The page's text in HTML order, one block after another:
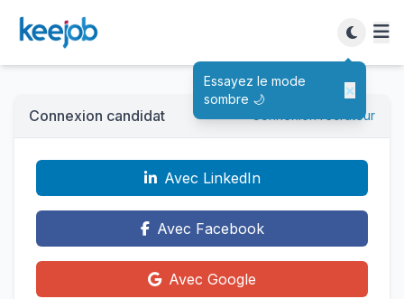
Essayez le mode
sombre 🌙
×
Connexion candidat Connexion recruteur
Avec LinkedIn
Avec Facebook
Avec Google